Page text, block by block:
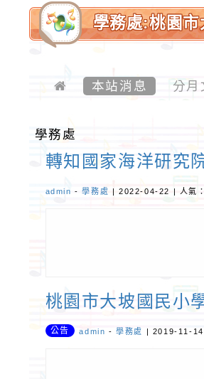
學務處:桃園
本站消息 分月
學務處
轉知國家海洋研究
admin -學務處 | 2022-04-22 | 人氣
桃園市大坡國民小
公告 admin -學務處 | 2019-11-